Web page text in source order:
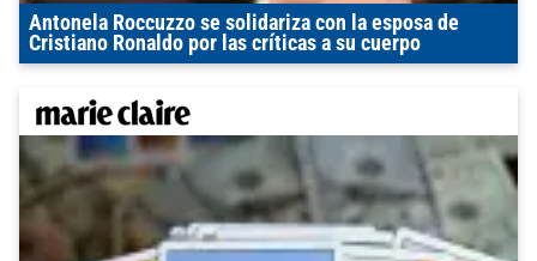
Antonela Roccuzzo se solidariza con la esposa de
Cristiano Ronaldo por las críticas a su cuerpo